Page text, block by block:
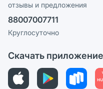
Ваши товары на ЕАПТЕКЕ
Политика
Пользовательское
Политика рекомендаций
Этика и соответствие
Политика в отношении
отзывы и предложения
88007007711
Круглосуточно
Скачать приложение